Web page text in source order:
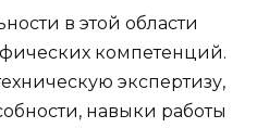
в этой области
компетенций.
экспертизу,
навыки работы